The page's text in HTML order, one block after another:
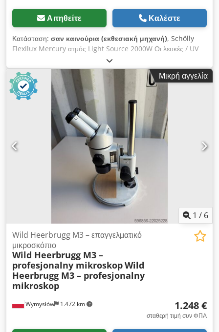
Αιτηθείτε Καλέστε
Κατάσταση: σαν καινούρια (εκθεσιακή μηχανή), Schölly
Flexilux Mercury ατμός Light Source 2000W Οι λευκές / UV
επιλέξιμες τιμές είναι EXW Dcjdpjfr T Hvefx Alwjk
Μικρή αγγελία
1 / 6
Wymysłów 1.472 km
Wild Heerbrugg M3 – επαγγελματικό
μικροσκόπιο
Wild Heerbrugg M3 –
profesjonalny mikroskopWild
Heerbrugg M3 – profesjonalny
mikroskop
1.248 €
σταθερή τιμή συν ΦΠΑ